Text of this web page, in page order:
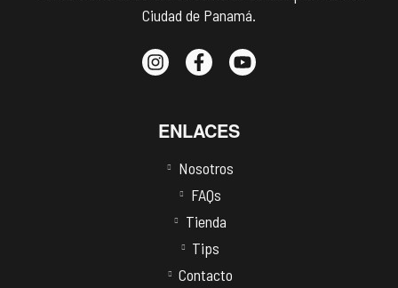
Ciudad de Panamá.
ENLACES
Nosotros
FAQs
Tienda
Tips
Contacto